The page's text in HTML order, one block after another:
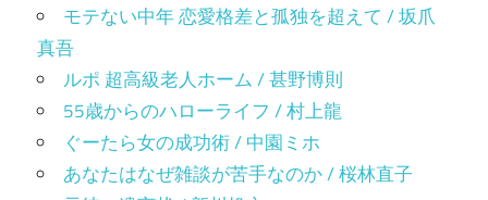
モテない中年 恋愛格差と孤独を超えて / 坂爪
真吾
ルポ 超高級老人ホーム / 甚野博則
55歳からのハローライフ / 村上龍
ぐーたら女の成功術 / 中園ミホ
あなたはなぜ雑談が苦手なのか / 桜林直子